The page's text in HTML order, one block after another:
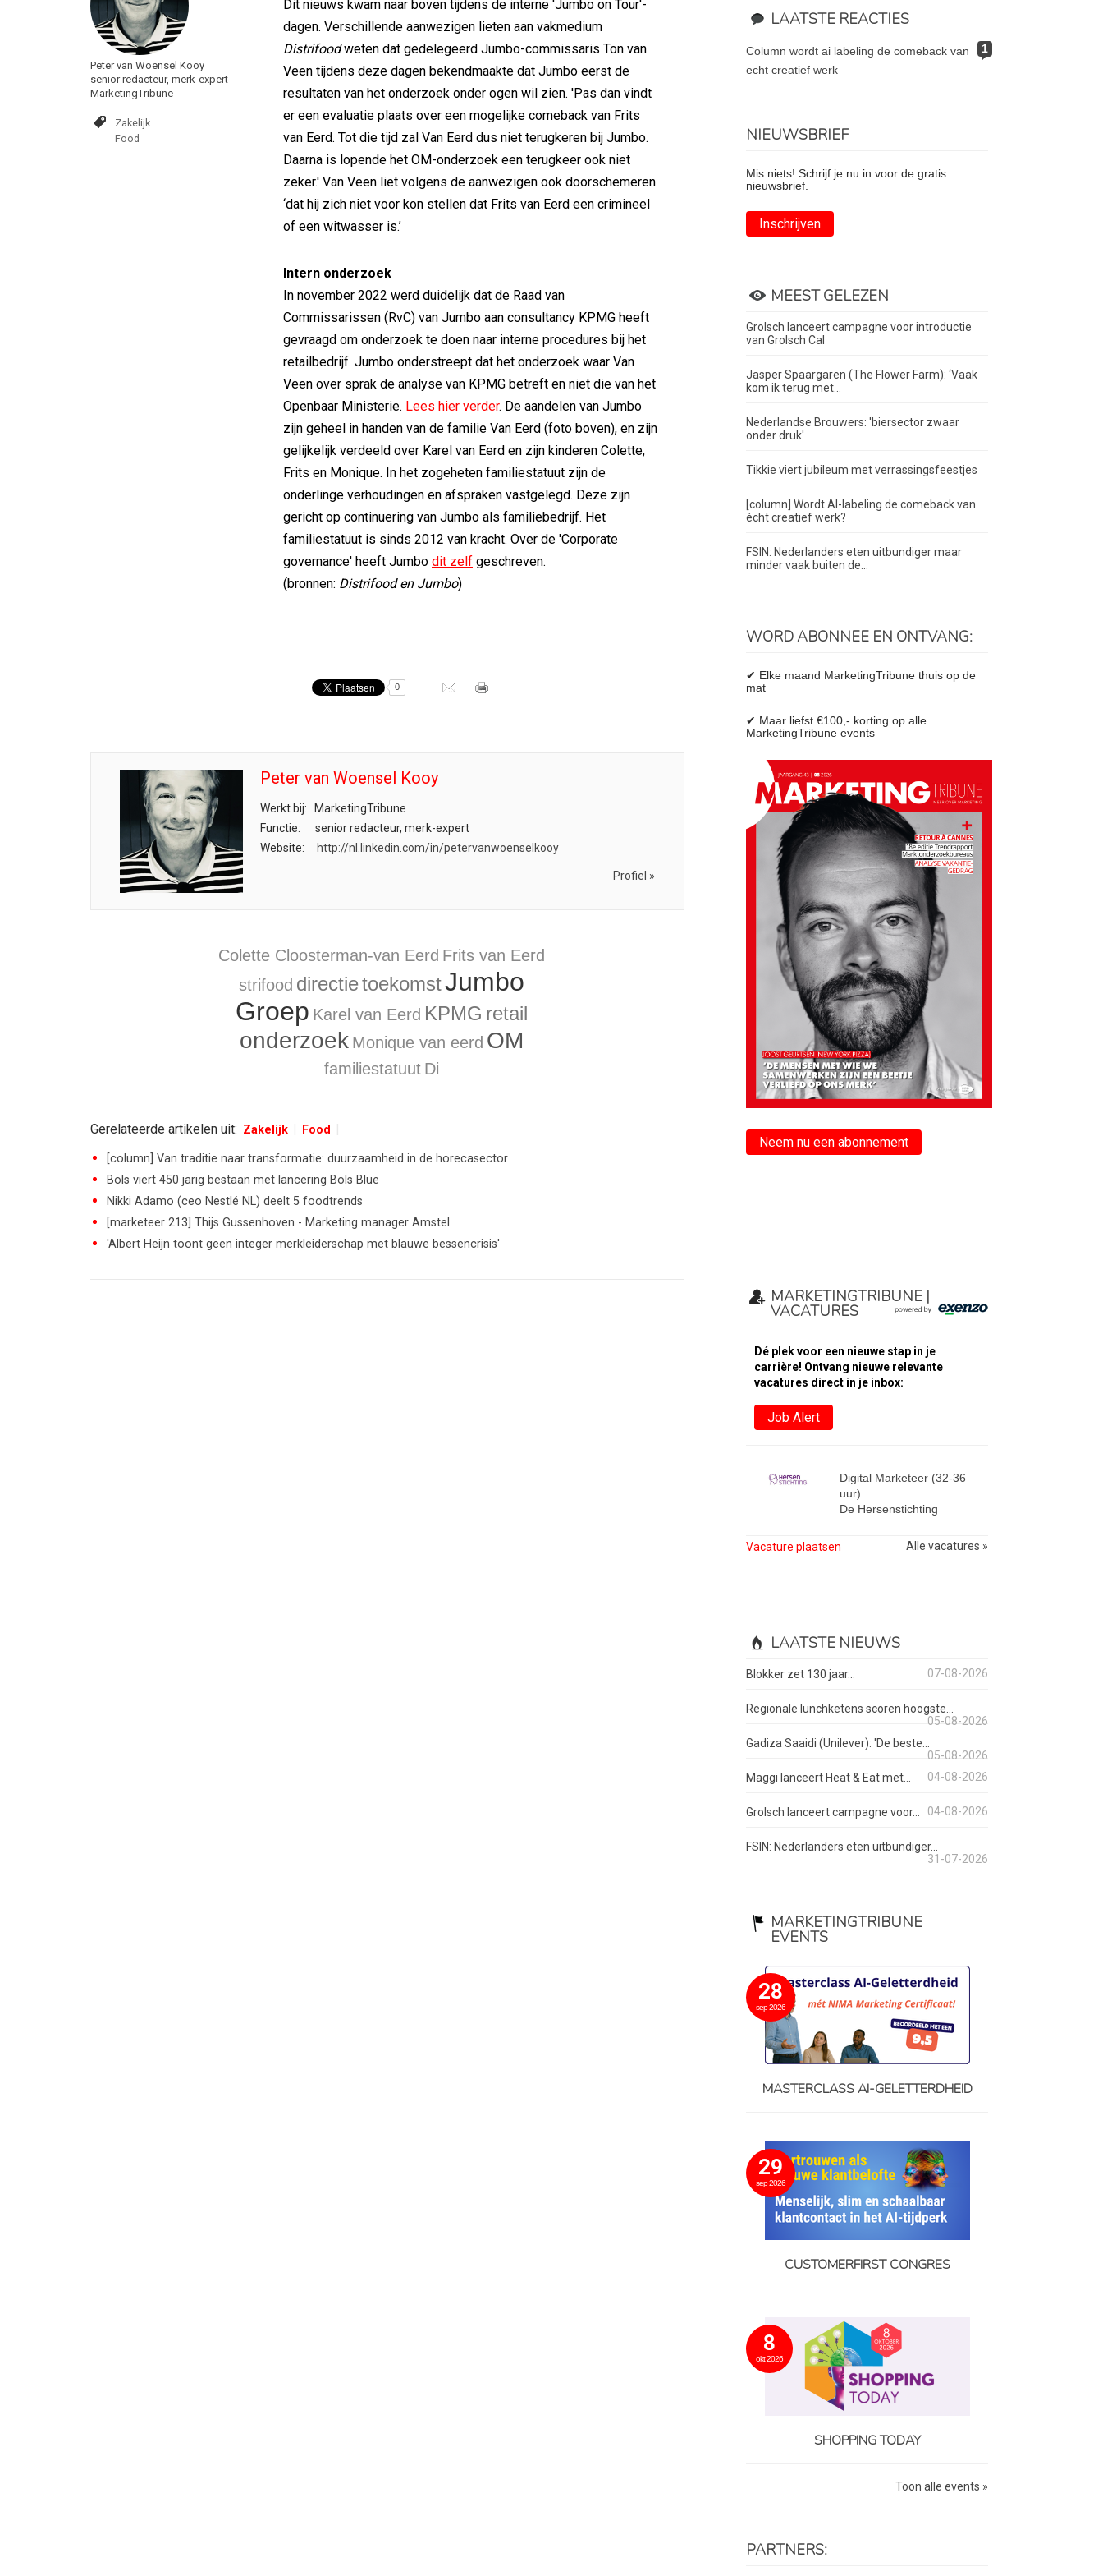
Peter van Woensel Kooy
senior redacteur, merk-expert
MarketingTribune
Zakelijk
Food
Dit nieuws kwam naar boven tijdens de interne 'Jumbo on Tour'-
dagen. Verschillende aanwezigen lieten aan vakmedium
Distrifoodweten dat gedelegeerd Jumbo-commissaris Ton van
Veen tijdens deze dagen bekendmaakte dat Jumbo eerst de
resultaten van het onderzoek onder ogen wil zien. 'Pas dan vindt
er een evaluatie plaats over een mogelijke comeback van Frits
van Eerd. Tot die tijd zal Van Eerd dus niet terugkeren bij Jumbo.
Daarna is lopende het OM-onderzoek een terugkeer ook niet
zeker.' Van Veen liet volgens de aanwezigen ook doorschemeren
‘dat hij zich niet voor kon stellen dat Frits van Eerd een crimineel
of een witwasser is.’
Intern onderzoek
In november 2022 werd duidelijk dat de Raad van
Commissarissen (RvC) van Jumbo aan consultancy KPMG heeft
gevraagd om onderzoek te doen naar interne procedures bij het
retailbedrijf. Jumbo onderstreept dat het onderzoek waar Van
Veen over sprak de analyse van KPMG betreft en niet die van het
Openbaar Ministerie. Lees hier verder. De aandelen van Jumbo
zijn geheel in handen van de familie Van Eerd (foto boven), en zijn
gelijkelijk verdeeld over Karel van Eerd en zijn kinderen Colette,
Frits en Monique. In het zogeheten familiestatuut zijn de
onderlinge verhoudingen en afspraken vastgelegd. Deze zijn
gericht op continuering van Jumbo als familiebedrijf. Het
familiestatuut is sinds 2012 van kracht. Over de 'Corporate
governance' heeft Jumbo dit zelf geschreven.
(bronnen: Distrifood en Jumbo)
0
Peter van Woensel Kooy
Werkt bij:
MarketingTribune
Functie:
senior redacteur, merk-expert
Website:
http://nl.linkedin.com/in/petervanwoenselkooy
Profiel »
Colette Cloosterman-van Eerd Frits van Eerd
strifood directietoekomstJumbo
Groep Karel van Eerd KPMG retail
onderzoek Monique van eerd OM
familiestatuut Di
Gerelateerde artikelen uit: Zakelijk Food
[column] Van traditie naar transformatie: duurzaamheid in de horecasector
Bols viert 450 jarig bestaan met lancering Bols Blue
Nikki Adamo (ceo Nestlé NL) deelt 5 foodtrends
[marketeer 213] Thijs Gussenhoven - Marketing manager Amstel
'Albert Heijn toont geen integer merkleiderschap met blauwe bessencrisis'
LAATSTE REACTIES
1
column wordt ai labeling de comeback van
echt creatief werk
NIEUWSBRIEF
Mis niets! Schrijf je nu in voor de gratis
nieuwsbrief.
Inschrijven
MEEST GELEZEN
Grolsch lanceert campagne voor introductie
van Grolsch Cal
Jasper Spaargaren (The Flower Farm): ‘Vaak
kom ik terug met...
Nederlandse Brouwers: 'biersector zwaar
onder druk'
Tikkie viert jubileum met verrassingsfeestjes
[column] Wordt AI-labeling de comeback van
écht creatief werk?
FSIN: Nederlanders eten uitbundiger maar
minder vaak buiten de...
WORD ABONNEE EN ONTVANG:
✔ Elke maand MarketingTribune thuis op de
mat
✔ Maar liefst €100,- korting op alle
MarketingTribune events
Neem nu een abonnement
MARKETINGTRIBUNE |
VACATURES
Dé plek voor een nieuwe stap in je
carrière! Ontvang nieuwe relevante
vacatures direct in je inbox:
Job Alert
Digital Marketeer (32-36
uur)
De Hersenstichting
Vacature plaatsen Alle vacatures »
LAATSTE NIEUWS
Blokker zet 130 jaar... 07-08-2026
Regionale lunchketens scoren hoogste...
05-08-2026
Gadiza Saaidi (Unilever): 'De beste...
05-08-2026
Maggi lanceert Heat & Eat met...
04-08-2026
Grolsch lanceert campagne voor... 04-08-2026
FSIN: Nederlanders eten uitbundiger...
31-07-2026
MARKETINGTRIBUNE
EVENTS
28
sep 2026
MASTERCLASS AI-GELETTERDHEID
29
sep 2026
CUSTOMERFIRST CONGRES
8
okt 2026
SHOPPING TODAY
Toon alle events »
PARTNERS: